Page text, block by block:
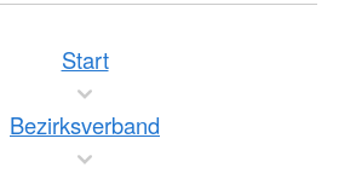
Start
Bezirksverband